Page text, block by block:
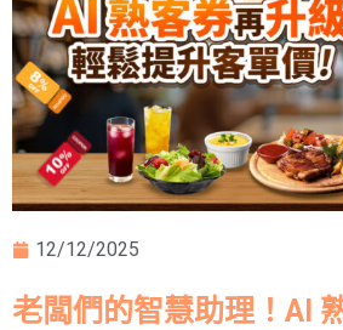
12/12/2025
老闆們的智慧助理！AI